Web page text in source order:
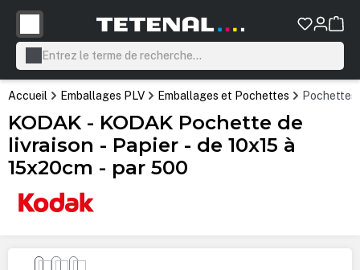
principal
Accueil Emballages PLV Emballages et Pochettes
KODAK - KODAK Pochette de
livraison - Papier - de 10x15 à
15x20cm - par 500
Ignorer la galerie d'images